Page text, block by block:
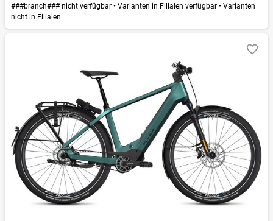
###branch### nicht verfügbar • Varianten in Filialen verfügbar • Varianten
nicht in Filialen